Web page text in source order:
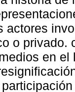
actores
o privado.
en